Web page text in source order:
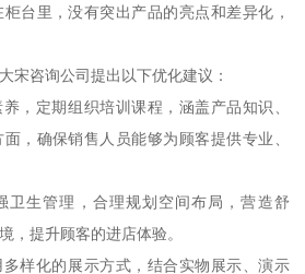
台里，没有突出产品的亮点和差异化，
宋咨询公司提出以下优化建议：
，定期组织培训课程，涵盖产品知识、
，确保销售人员能够为顾客提供专业、
卫生管理，合理规划空间布局，营造舒
，提升顾客的进店体验。
样化的展示方式，结合实物展示、演示